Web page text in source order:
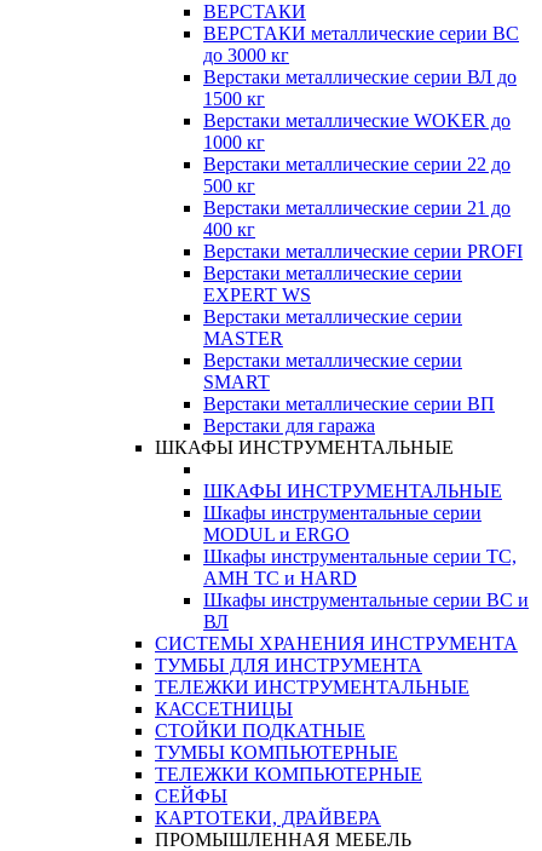
ВЕРСТАКИ
ВЕРСТАКИ металлические серии ВС
до 3000 кг
Верстаки металлические серии ВЛ до
1500 кг
Верстаки металлические WOKER до
1000 кг
Верстаки металлические серии 22 до
500 кг
Верстаки металлические серии 21 до
400 кг
Верстаки металлические серии PROFI
Верстаки металлические серии
EXPERT WS
Верстаки металлические серии
MASTER
Верстаки металлические серии
SMART
Верстаки металлические серии ВП
Верстаки для гаража
ШКАФЫ ИНСТРУМЕНТАЛЬНЫЕ
ШКАФЫ ИНСТРУМЕНТАЛЬНЫЕ
Шкафы инструментальные серии
MODUL и ERGO
Шкафы инструментальные серии ТС,
АМН ТС и HARD
Шкафы инструментальные серии ВС и
ВЛ
СИСТЕМЫ ХРАНЕНИЯ ИНСТРУМЕНТА
ТУМБЫ ДЛЯ ИНСТРУМЕНТА
ТЕЛЕЖКИ ИНСТРУМЕНТАЛЬНЫЕ
КАССЕТНИЦЫ
СТОЙКИ ПОДКАТНЫЕ
ТУМБЫ КОМПЬЮТЕРНЫЕ
ТЕЛЕЖКИ КОМПЬЮТЕРНЫЕ
СЕЙФЫ
КАРТОТЕКИ, ДРАЙВЕРА
ПРОМЫШЛЕННАЯ МЕБЕЛЬ